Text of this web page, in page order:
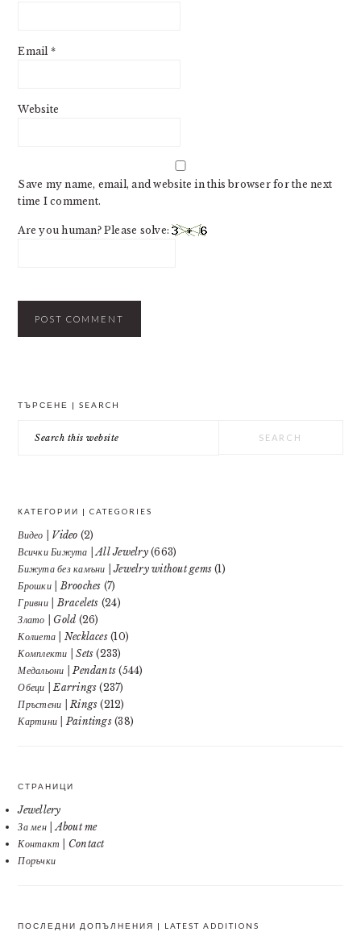
Email *
Website
Save my name, email, and website in this browser for the next
time I comment.
Are you human? Please solve:
ТЪРСЕНЕ | SEARCH
this
КАТЕГОРИИ | CATEGORIES
Видео | Video (2)
Всички Бижута | All Jewelry(663)
Бижута без камъни | Jewelry without gems (1)
Брошки | Brooches (7)
Гривни | Bracelets (24)
Злато | Gold (26)
Колиета | Necklaces(10)
Комплекти | Sets (233)
Медальони | Pendants (544)
Обеци | Earrings (237)
Пръстени | Rings (212)
Картини | Paintings(38)
СТРАНИЦИ
Jewellery
За мен | About me
Контакт | Contact
Поръчки
ПОСЛЕДНИ ДОПЪЛНЕНИЯ | LATEST ADDITIONS